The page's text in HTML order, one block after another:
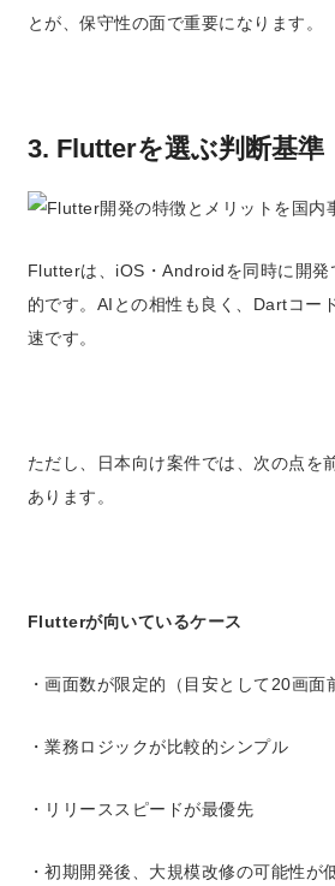
とが、保守性の面で重要になります。
3. Flutterを選ぶ判断基準
Flutterは、iOS・Androidを同時に開発
的です。AIとの相性も良く、Dartコー
速です。
ただし、日本向け案件では、次の点を
あります。
Flutterが向いているケース
・画面数が限定的（目安として20画面
・業務ロジックが比較的シンプル
・リリーススピードが最優先
・初期開発後、大規模改修の可能性が